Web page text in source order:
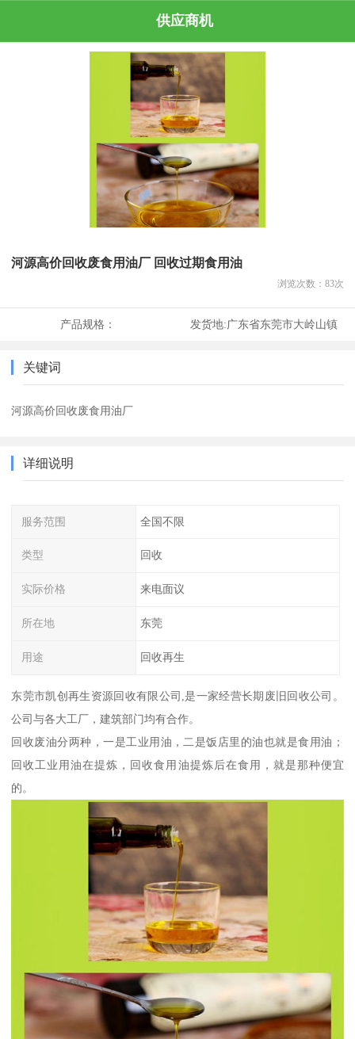
供应商机
河源高价回收废食用油厂 回收过期食用油
浏览次数： 83次
产品规格： 发货地:广东省东莞市大岭山镇
关键词
河源高价回收废食用油厂
详细说明
服务范围 全国不限
类型 回收
实际价格 来电面议
所在地 东莞
用途 回收再生
东莞市凯创再生资源回收有限公司,是一家经营长期废旧回收公司。
公司与各大工厂，建筑部门均有合作。
回收废油分两种，一是工业用油，二是饭店里的油也就是食用油；
回收工业用油在提炼，回收食用油提炼后在食用，就是那种便宜
的。